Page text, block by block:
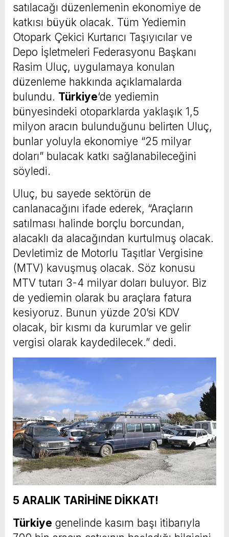
satılacağı düzenlemenin ekonomiye de
katkısı büyük olacak. Tüm Yediemin
Otopark Çekici Kurtarıcı Taşıyıcılar ve
Depo İşletmeleri Federasyonu Başkanı
Rasim Uluç, uygulamaya konulan
düzenleme hakkında açıklamalarda
bulundu. Türkiye‘de yediemin
bünyesindeki otoparklarda yaklaşık 1,5
milyon aracın bulunduğunu belirten Uluç,
bunlar yoluyla ekonomiye “25 milyar
doları” bulacak katkı sağlanabileceğini
söyledi.
Uluç, bu sayede sektörün de
canlanacağını ifade ederek, “Araçların
satılması halinde borçlu borcundan,
alacaklı da alacağından kurtulmuş olacak.
Devletimiz de Motorlu Taşıtlar Vergisine
(MTV) kavuşmuş olacak. Söz konusu
MTV tutarı 3-4 milyar doları buluyor. Biz
de yediemin olarak bu araçlara fatura
kesiyoruz. Bunun yüzde 20’si KDV
olacak, bir kısmı da kurumlar ve gelir
vergisi olarak kaydedilecek.” dedi.
5 ARALIK TARİHİNE DİKKAT!
Türkiye genelinde kasım başı itibarıyla